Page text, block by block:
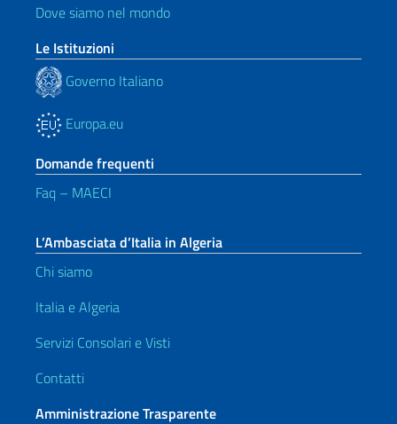
Dove siamo nel mondo
Le Istituzioni
Governo Italiano
Europa.eu
Domande frequenti
Faq – MAECI
L’Ambasciata d’Italia in Algeria
Chi siamo
Italia e Algeria
Servizi Consolari e Visti
Contatti
Amministrazione Trasparente